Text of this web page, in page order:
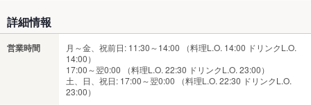
詳細情報
営業時間
月～金、祝前日: 11:30～14:00 （料理L.O. 14:00 ドリンクL.O.
14:00）
17:00～翌0:00 （料理L.O. 22:30 ドリンクL.O. 23:00）
土、日、祝日: 17:00～翌0:00 （料理L.O. 22:30 ドリンクL.O.
23:00）